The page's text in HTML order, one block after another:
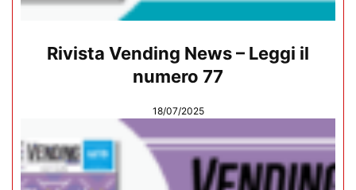
Rivista Vending News – Leggi il
numero 77
18/07/2025